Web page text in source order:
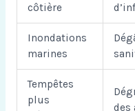
côtière
Inondations
marines
Tempêtes
plus
des